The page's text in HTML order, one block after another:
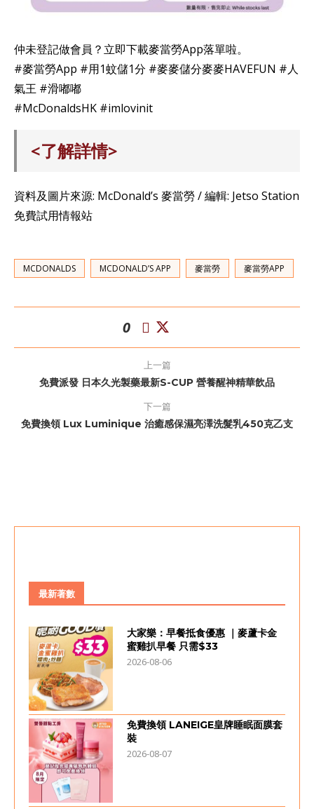
仲未登記做會員？立即下載麥當勞App落單啦。
#麥當勞App #用1蚊儲1分 #麥麥儲分麥麥HAVEFUN #人
氣王 #滑嘟嘟
#McDonaldsHK #imlovinit
<了解詳情>
資料及圖片來源: McDonald’s 麥當勞 / 編輯: Jetso Station
免費試用情報站
MCDONALDS MCDONALD’S APP 麥當勞 麥當勞APP
0
上一篇
免費派發 日本久光製藥最新S-CUP 營養醒神精華飲品
下一篇
免費換領 Lux Luminique 治癒感保濕亮澤洗髮乳450克乙支
最新著數
大家樂：早餐抵食優惠 ｜麥蘆卡金
蜜雞扒早餐 只需$33
2026-08-06
免費換領 LANEIGE皇牌睡眠面膜套
裝
2026-08-07